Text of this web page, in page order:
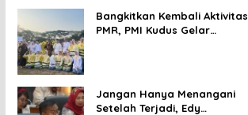
Bangkitkan Kembali Aktivitas
PMR, PMI Kudus Gelar
Jangan Hanya Menangani
Setelah Terjadi, Edy